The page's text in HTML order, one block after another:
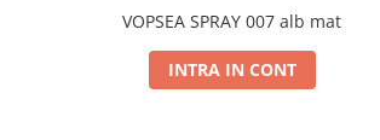
VOPSEA SPRAY 007 alb mat
INTRA IN CONT